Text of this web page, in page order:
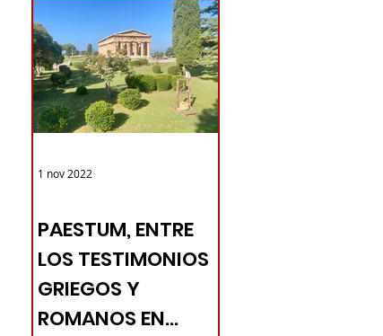
PAESTUM, ENTRE
LOS TESTIMONIOS
GRIEGOS Y
ROMANOS EN
1 nov 2022